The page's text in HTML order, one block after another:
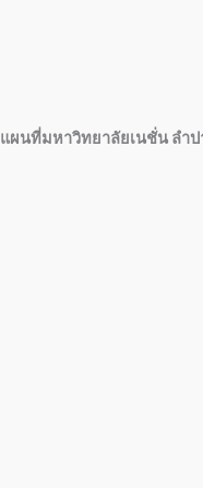
แผนที่มหาวิทยาลัยเนชั่น ลำป